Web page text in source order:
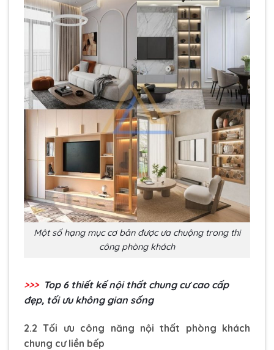
Một số hạng mục cơ bản được ưa chuộng trong thi
công phòng khách
>>> Top 6 thiết kế nội thất chung cư cao cấp
đẹp, tối ưu không gian sống
2.2 Tối ưu công năng nội thất phòng khách
chung cư liền bếp